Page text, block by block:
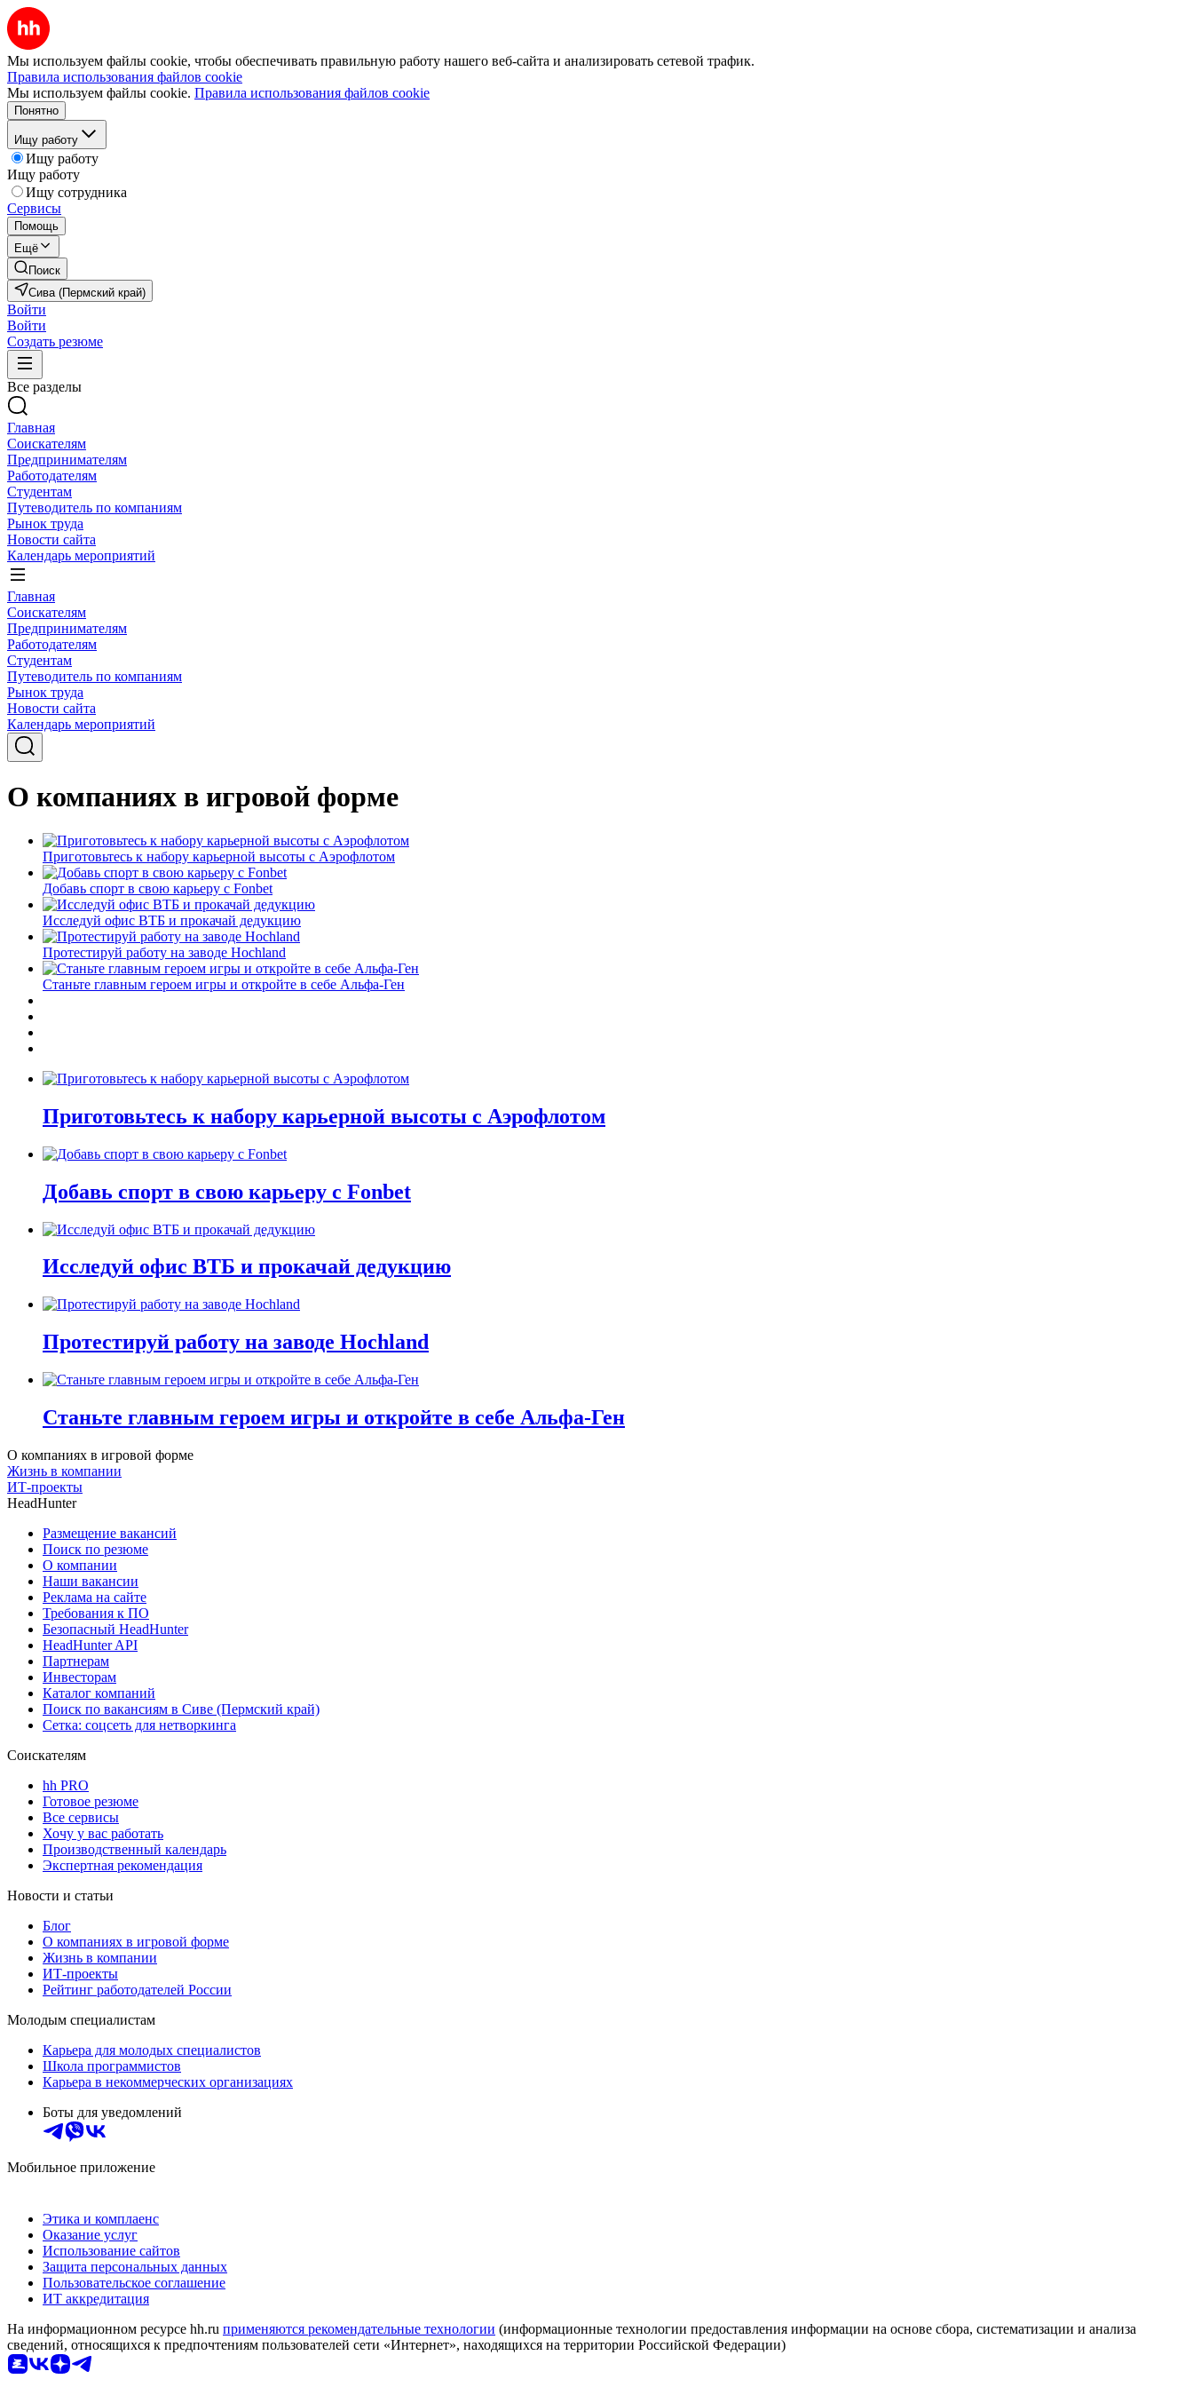
Мы используем файлы cookie, чтобы обеспечивать правильную работу нашего веб-сайта и анализировать сетевой трафик.
Правила использования файлов cookie
Мы используем файлы cookie. Правила использования файлов cookie
Понятно
Ищу работу
Ищу работу
Ищу работу
Ищу сотрудника
Сервисы
Помощь
Ещё
Поиск
Сива (Пермский край)
Войти
Войти
Создать резюме
Все разделы
Главная
Соискателям
Предпринимателям
Работодателям
Студентам
Путеводитель по компаниям
Рынок труда
Новости сайта
Календарь мероприятий
Главная
Соискателям
Предпринимателям
Работодателям
Студентам
Путеводитель по компаниям
Рынок труда
Новости сайта
Календарь мероприятий
О компаниях в игровой форме
Приготовьтесь к набору карьерной высоты с Аэрофлотом
Добавь спорт в свою карьеру с Fonbet
Исследуй офис ВТБ и прокачай дедукцию
Протестируй работу на заводе Hochland
Станьте главным героем игры и откройте в себе Альфа-Ген
Приготовьтесь к набору карьерной высоты с Аэрофлотом
Добавь спорт в свою карьеру с Fonbet
Исследуй офис ВТБ и прокачай дедукцию
Протестируй работу на заводе Hochland
Станьте главным героем игры и откройте в себе Альфа-Ген
О компаниях в игровой форме
Жизнь в компании
ИТ-проекты
HeadHunter
Размещение вакансий
Поиск по резюме
О компании
Наши вакансии
Реклама на сайте
Требования к ПО
Безопасный HeadHunter
HeadHunter API
Партнерам
Инвесторам
Каталог компаний
Поиск по вакансиям в Сиве (Пермский край)
Сетка: соцсеть для нетворкинга
Соискателям
hh PRO
Готовое резюме
Все сервисы
Хочу у вас работать
Производственный календарь
Экспертная рекомендация
Новости и статьи
Блог
О компаниях в игровой форме
Жизнь в компании
ИТ-проекты
Рейтинг работодателей России
Молодым специалистам
Карьера для молодых специалистов
Школа программистов
Карьера в некоммерческих организациях
Боты для уведомлений
Мобильное приложение
Этика и комплаенс
Оказание услуг
Использование сайтов
Защита персональных данных
Пользовательское соглашение
ИТ аккредитация
На информационном ресурсе hh.ru применяются рекомендательные технологии (информационные технологии предоставления информации на основе сбора, систематизации и анализа
сведений, относящихся к предпочтениям пользователей сети «Интернет», находящихся на территории Российской Федерации)